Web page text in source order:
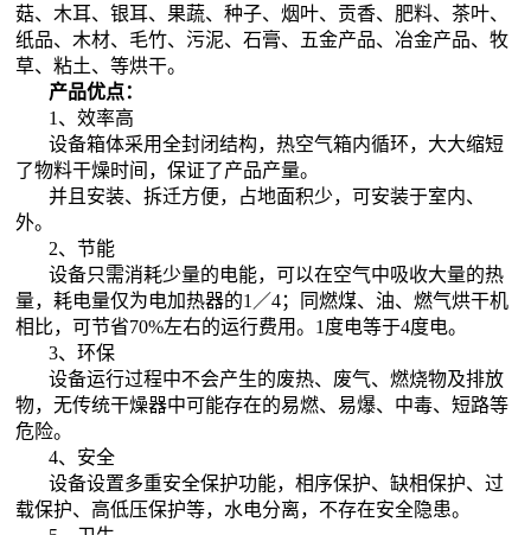
菇、木耳、银耳、果蔬、种子、烟叶、贡香、肥料、茶叶、
纸品、木材、毛竹、污泥、石膏、五金产品、冶金产品、牧
草、粘土、等烘干。
产品优点：
1、效率高
设备箱体采用全封闭结构，热空气箱内循环，大大缩短
了物料干燥时间，保证了产品产量。
并且安装、拆迁方便，占地面积少，可安装于室内、
外。
2、节能
设备只需消耗少量的电能，可以在空气中吸收大量的热
量，耗电量仅为电加热器的1／4；同燃煤、油、燃气烘干机
相比，可节省70%左右的运行费用。1度电等于4度电。
3、环保
设备运行过程中不会产生的废热、废气、燃烧物及排放
物，无传统干燥器中可能存在的易燃、易爆、中毒、短路等
危险。
4、安全
设备设置多重安全保护功能，相序保护、缺相保护、过
载保护、高低压保护等，水电分离，不存在安全隐患。